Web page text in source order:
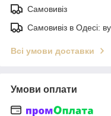
Самовивіз
Самовивіз в Одесі:
Всі умови доставки
Умови оплати